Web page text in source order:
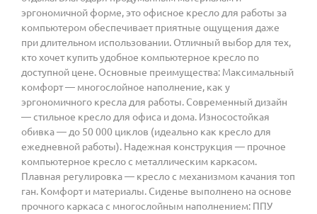
эргономичной форме, это офисное кресло для работы за
компьютером обеспечивает приятные ощущения даже
при длительном использовании. Отличный выбор для тех,
кто хочет купить удобное компьютерное кресло по
доступной цене. Основные преимущества: Максимальный
комфорт — многослойное наполнение, как у
эргономичного кресла для работы. Современный дизайн
— стильное кресло для офиса и дома. Износостойкая
обивка — до 50 000 циклов (идеально как кресло для
ежедневной работы). Надежная конструкция — прочное
компьютерное кресло с металлическим каркасом.
Плавная регулировка — кресло с механизмом качания топ
ган. Комфорт и материалы. Сиденье выполнено на основе
прочного каркаса с многослойным наполнением: ППУ